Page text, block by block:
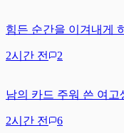
힘든 순간을 이겨내게
2시간 전 2
남의 카드 주워 쓴 여고
2시간 전 6